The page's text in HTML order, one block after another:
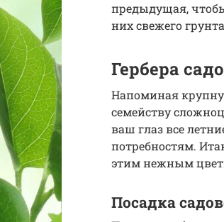
предыдущая,
них свежего
Гербера
Напоминая
семейству
ваш глаз все
потребностям.
этим нежным
Посадка